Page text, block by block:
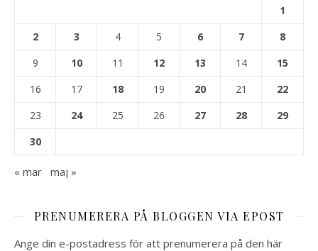
1
2
3 4 5 6 7
8
9
10 11 12 13 14
15
16
17 18 19 20 21
22
23
24 25 26 27 28
29
30
« mar maj »
PRENUMERERA PÅ BLOGGEN VIA EPOST
Ange din e-postadress för att prenumerera på den här